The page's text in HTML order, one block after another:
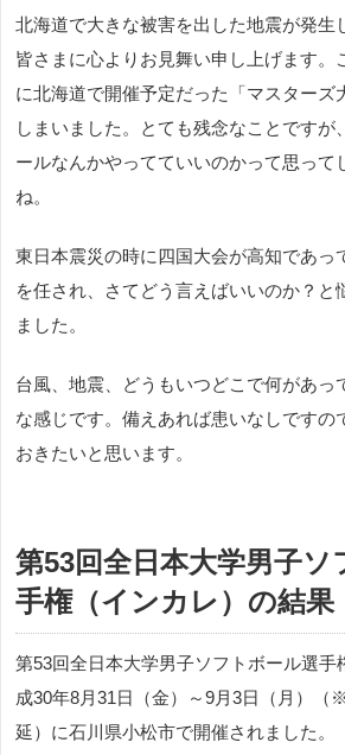
北海道で大きな被害を出した地震が発生
皆さまに心よりお見舞い申し上げます。
に北海道で開催予定だった「マスターズ
しまいました。とても残念なことですが
ールなんかやってていいのかって思って
ね。
東日本震災の時に四国大会が高知であっ
を任され、さてどう言えばいいのか？と
ました。
台風、地震、どうもいつどこで何があっ
な感じです。備えあれば患いなしですの
おきたいと思います。
第53回全日本大学男子ソ
手権（インカレ）の結果
第53回全日本大学男子ソフトボール選手
成30年8月31日（金）～9月3日（月）（
延）に石川県小松市で開催されました。